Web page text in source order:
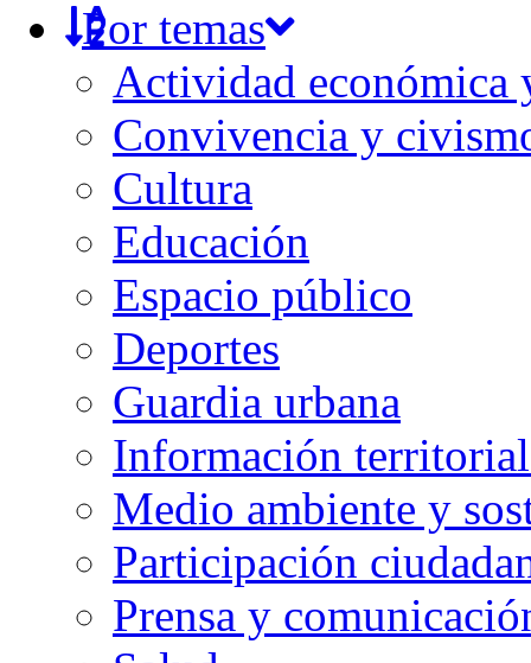
Por temas
Actividad económica
Convivencia y
Cultura
Educación
Espacio público
Deportes
Guardia urbana
Información
Medio ambiente y
Participación
Prensa y